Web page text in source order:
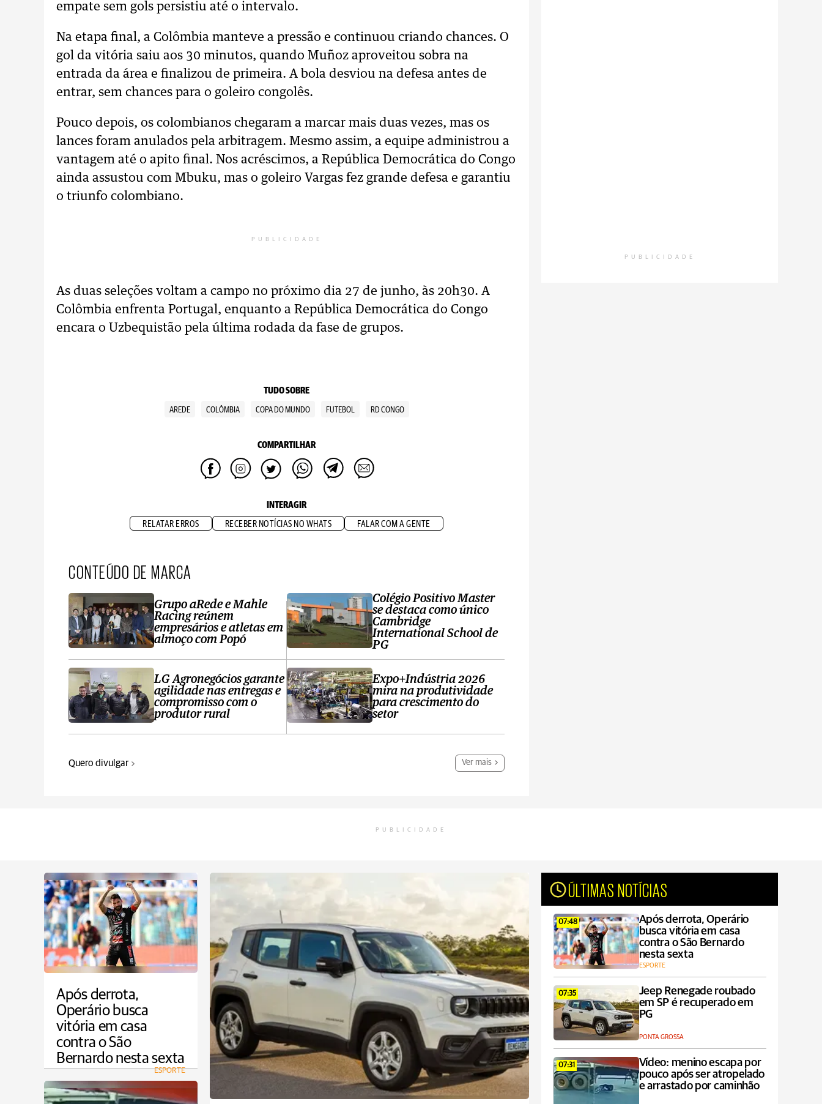
empate sem gols persistiu até o intervalo.
Na etapa final, a Colômbia manteve a pressão e continuou criando chances. O
gol da vitória saiu aos 30 minutos, quando Muñoz aproveitou sobra na
entrada da área e finalizou de primeira. A bola desviou na defesa antes de
entrar, sem chances para o goleiro congolês.
Pouco depois, os colombianos chegaram a marcar mais duas vezes, mas os
lances foram anulados pela arbitragem. Mesmo assim, a equipe administrou a
vantagem até o apito final. Nos acréscimos, a República Democrática do Congo
ainda assustou com Mbuku, mas o goleiro Vargas fez grande defesa e garantiu
o triunfo colombiano.
PUBLICIDADE
As duas seleções voltam a campo no próximo dia 27 de junho, às 20h30. A
Colômbia enfrenta Portugal, enquanto a República Democrática do Congo
encara o Uzbequistão pela última rodada da fase de grupos.
TUDO SOBRE
AREDE COLÔMBIA COPA DO MUNDO FUTEBOL RD CONGO
COMPARTILHAR
INTERAGIR
RELATAR ERROS RECEBER NOTÍCIAS NO WHATS FALAR COM A GENTE
CONTEÚDO DE MARCA
Grupo aRede e Mahle
Racing reúnem
empresários e atletas em
almoço com Popó
LG Agronegócios garante
agilidade nas entregas e
compromisso com o
produtor rural
Colégio Positivo Master
se destaca como único
Cambridge
International School de
PG
Expo+Indústria 2026
mira na produtividade
para crescimento do
setor
Quero divulgar Ver mais
PUBLICIDADE
PUBLICIDADE
Após derrota,
Operário busca
vitória em casa
contra o São
Bernardo nesta sexta
ESPORTE
ÚLTIMAS NOTÍCIAS
07:48
Após derrota, Operário
busca vitória em casa
contra o São Bernardo
nesta sexta
ESPORTE
07:35
Jeep Renegade roubado
em SP é recuperado em
PG
PONTA GROSSA
07:31
Vídeo: menino escapa por
pouco após ser atropelado
e arrastado por caminhão